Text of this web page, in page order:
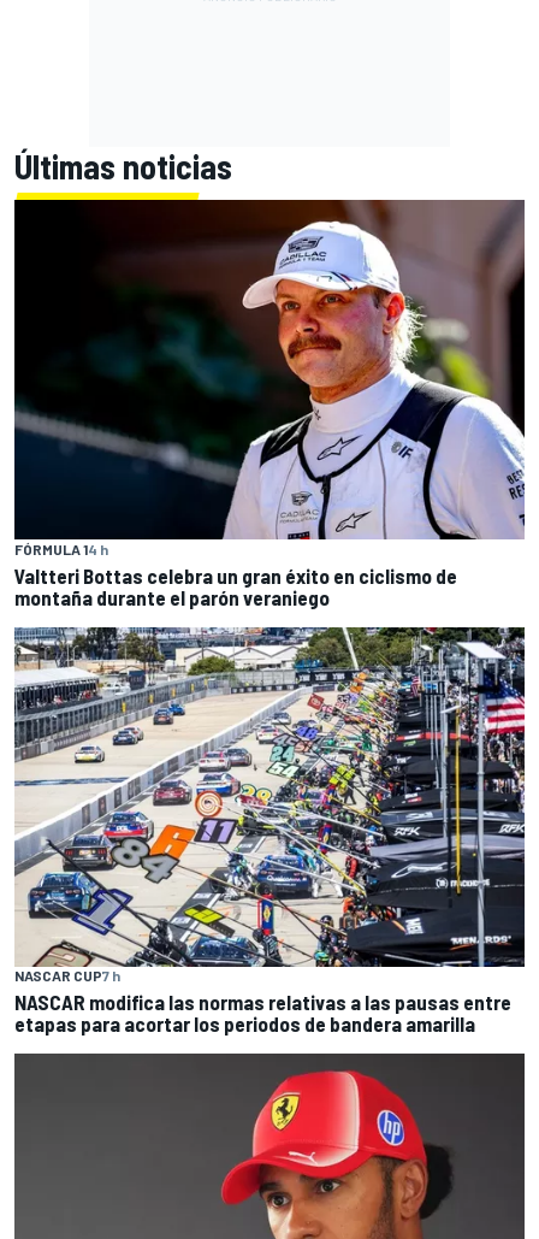
Últimas noticias
FÓRMULA 14 h
Valtteri Bottas celebra un gran éxito en ciclismo de
montaña durante el parón veraniego
NASCAR CUP7 h
NASCAR modifica las normas relativas a las pausas entre
etapas para acortar los periodos de bandera amarilla